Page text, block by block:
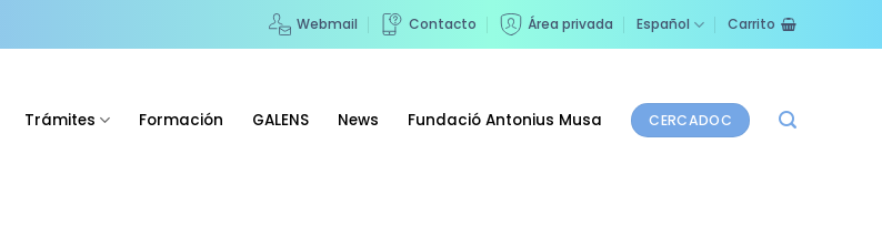
Webmail Contacto Área privada Español Carrito
Trámites Formación GALENS News Fundació Antonius Musa CERCADOC